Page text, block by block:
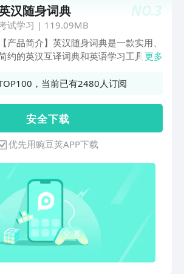
，更有词根词缀联想记忆助你举一反
，快速扩充词汇量。【一站式多维度查
询】一站式智能查遍牛津系列畅销词典：
词条、短语、习语、例证，满足你多维度
的查询需求。【全局点击查词】学习时遇
懂的英语单词即可查询。 上海海笛数
方授权，使用词典内容开发本软件。选择
正版应用，学习更有保障！（版权所有，
版必究）
，助您学会地道口语。【真题链接】提
最经典的历届真题案例，助您轻松通过
考试。【考频统计】大数据抓取词汇考频
考试形式，把握出题趋势、直击考试要
点。【名著阅读】收录数十本经典外国名
，同步支持语音版、支持点击查词及划
线翻译，让您拥有更经典的英文原版书
、更便捷的名著阅读体验。【视频微
课】特邀著名英语教师录制视频课程，精
打造四级写作课、词汇引爆营等课程，
您更快、更好地记忆单词、理解语法、
日辨析、每日一听、每日一练等学习专栏
实时更新，更有阅读、听力、写作、语法
等卡片化繁为简，学习轻任务助您聚沙成
。★★★ 功能特色 ★★★【单词使用
频率视觉化】单词释义太多，不知道使用
哪一个？海词独家使用大数据抓取单词最
常用的释义，以饼图的形式展示并降序排
，助您精准使用每一个单词。【阶段专
NO.3
汉随身词典
试学习 | 119.09MB
【产品简介】英汉随身词典是一款实用、
约的英汉互译词典和英语学习工具，词
、例句等信息。便捷的双向查询功能，
「学习目标」、「生词本」等拓展功能，
随时随地，伴您学习！——提供了海量的
文单词及其发音、释义、例句等数据，
时随地轻松查询，没有网络，身处国外
情景都一网打尽，照查不误。——提供
了标准的英式和美式单词发音。——提供
了”常用词
汇”、”CET4”、”CET6”、”GRE”、”雅
思”、”考研”、”托福”等词书，可根据需求
自主选择，分类学习。——提供了实用
”生词本”功能，生疏的单词一键加入”生
词本”，方便随时记忆和学习。——提供
更多
，当前已有2480人订阅
安 全 下 载
优先用豌豆荚APP下载